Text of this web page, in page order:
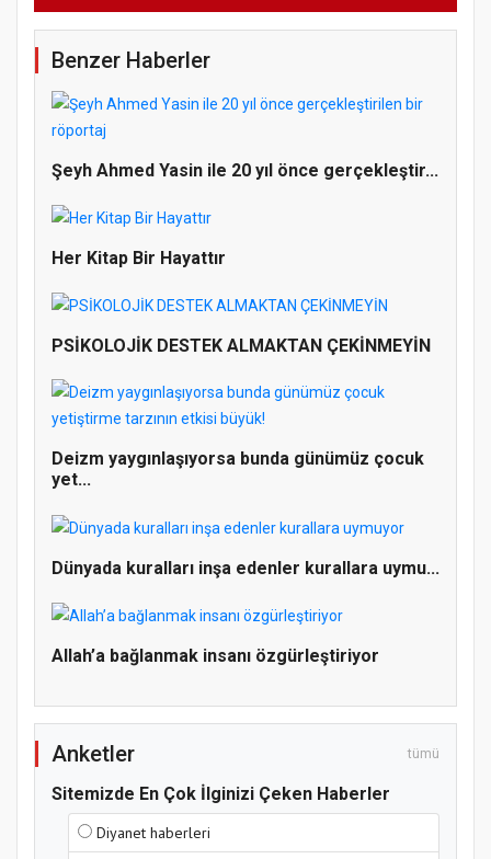
Doğanyol'da Temel Dini Bilgiler Sınavı
Gerçekleştirildi
Benzer Haberler
Şeyh Ahmed Yasin ile 20 yıl önce gerçekleştir...
Her Kitap Bir Hayattır
PSİKOLOJİK DESTEK ALMAKTAN ÇEKİNMEYİN
Deizm yaygınlaşıyorsa bunda günümüz çocuk
yet...
Dünyada kuralları inşa edenler kurallara uymu...
Allah’a bağlanmak insanı özgürleştiriyor
Anketler tümü
Sitemizde En Çok İlginizi Çeken Haberler
Diyanet haberleri